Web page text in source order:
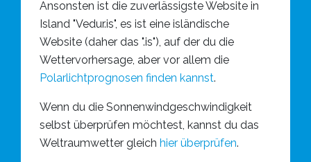
Ansonsten ist die zuverlässigste Website in
Island "Vedur.is", es ist eine isländische
Website (daher das ".is"), auf der du die
Wettervorhersage, aber vor allem die
Polarlichtprognosen finden kannst.
Wenn du die Sonnenwindgeschwindigkeit
selbst überprüfen möchtest, kannst du das
Weltraumwetter gleich hier überprüfen.